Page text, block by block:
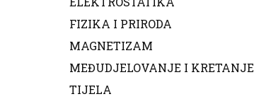
FIZIKA I PRIRODA
MAGNETIZAM
MEĐUDJELOVANJE I KRETANJE
TIJELA